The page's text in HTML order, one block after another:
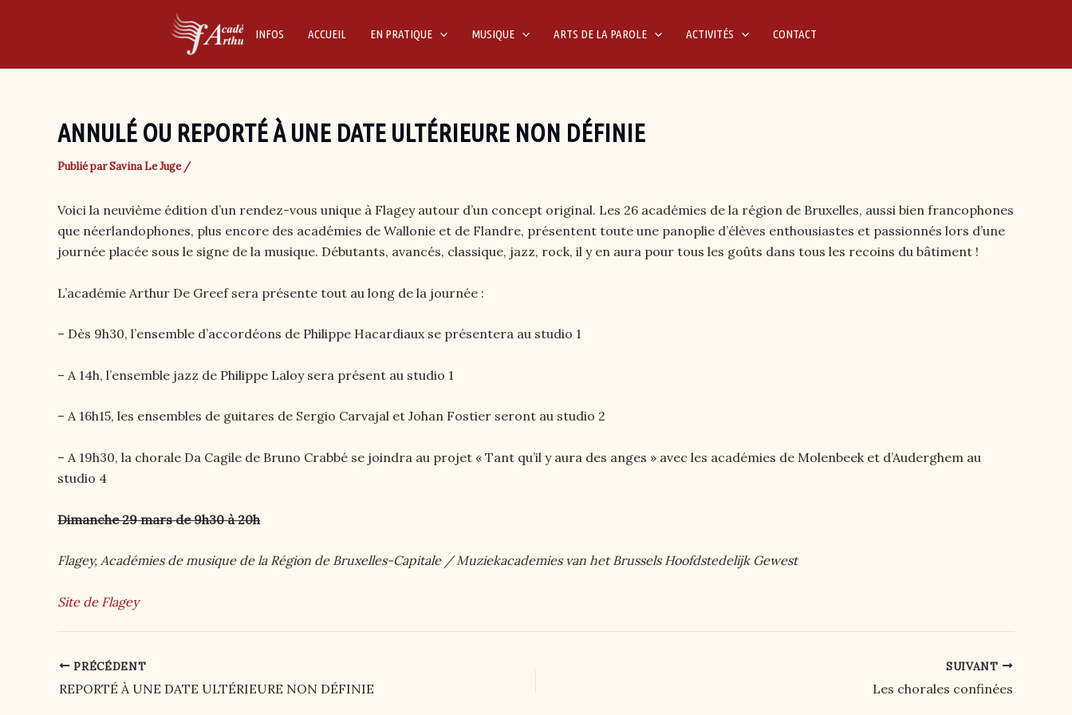
INFOS ACCUEIL EN PRATIQUE MUSIQUE ARTS DE LA PAROLE ACTIVITÉS CONTACT
ANNULÉ OU REPORTÉ À UNE DATE ULTÉRIEURE NON DÉFINIE
Publié parSavina Le Juge /
Voici la neuvième édition d’un rendez-vous unique à Flagey autour d’un concept original. Les 26 académies de la région de Bruxelles, aussi bien francophones
que néerlandophones, plus encore des académies de Wallonie et de Flandre, présentent toute une panoplie d’élèves enthousiastes et passionnés lors d’une
journée placée sous le signe de la musique. Débutants, avancés, classique, jazz, rock, il y en aura pour tous les goûts dans tous les recoins du bâtiment !
L’académie Arthur De Greef sera présente tout au long de la journée :
– Dès 9h30, l’ensemble d’accordéons de Philippe Hacardiaux se présentera au studio 1
– A 14h, l’ensemble jazz de Philippe Laloy sera présent au studio 1
– A 16h15, les ensembles de guitares de Sergio Carvajal et Johan Fostier seront au studio 2
– A 19h30, la chorale Da Cagile de Bruno Crabbé se joindra au projet « Tant qu’il y aura des anges » avec les académies de Molenbeek et d’Auderghem au
studio 4
Dimanche 29 mars de 9h30 à 20h
Flagey, Académies de musique de la Région de Bruxelles-Capitale / Muziekacademies van het Brussels Hoofdstedelijk Gewest
Site de Flagey
Post
navigation
PRÉCÉDENT
REPORTÉ À UNE DATE ULTÉRIEURE NON DÉFINIE
SUIVANT
Les chorales confinées